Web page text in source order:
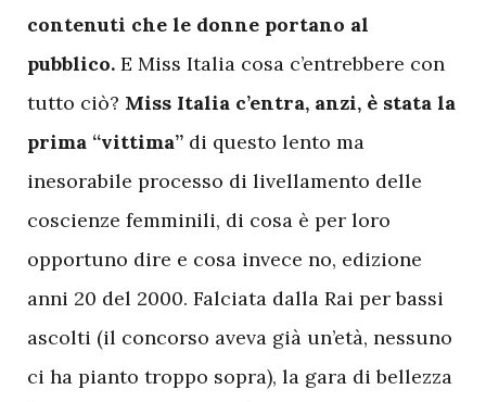
contenuti che le donne portano al
pubblico. E Miss Italia cosa c’entrebbere con
tutto ciò? Miss Italia c’entra, anzi, è stata la
prima “vittima” di questo lento ma
inesorabile processo di livellamento delle
coscienze femminili, di cosa è per loro
opportuno dire e cosa invece no, edizione
anni 20 del 2000. Falciata dalla Rai per bassi
ascolti (il concorso aveva già un’età, nessuno
ci ha pianto troppo sopra), la gara di bellezza